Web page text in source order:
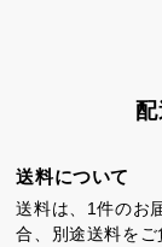
送料について
送料は、1件のお
合、別途送料をご